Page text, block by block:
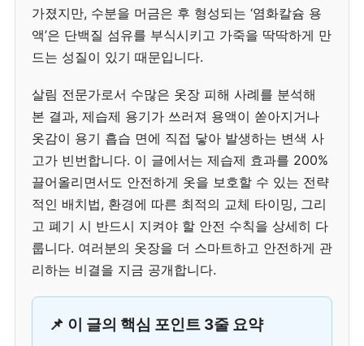
가졌지만, 수분을 머금은 후 형성되는 ‘염화칼슘 용
액’은 단백질 섬유를 부식시키고 가죽을 딱딱하게 만
드는 성질이 있기 때문입니다.
살림 전문가로서 수많은 옷장 피해 사례를 분석해
본 결과, 제습제 용기가 쓰러져 용액이 쏟아지거나
옷감이 용기 흡습 면에 직접 닿아 발생하는 변색 사
고가 빈번합니다. 이 글에서는 제습제 효과를 200%
끌어올리면서도 안전하게 옷을 보호할 수 있는 전략
적인 배치법, 환경에 따른 최적의 교체 타이밍, 그리
고 폐기 시 반드시 지켜야 할 안전 수칙을 상세히 다
룹니다. 여러분의 옷장을 더 스마트하고 안전하게 관
리하는 비결을 지금 공개합니다.
📌 이 글의 핵심 포인트 3줄 요약